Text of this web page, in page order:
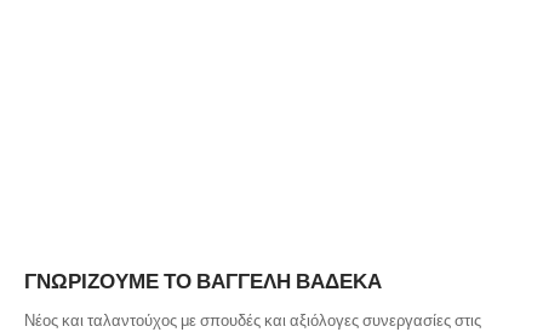
ΓΝΩΡΙΖΟΥΜΕ ΤΟ ΒΑΓΓΕΛΗ ΒΑΔΕΚΑ
Νέος και ταλαντούχος με σπουδές και αξιόλογες συνεργασίες στις